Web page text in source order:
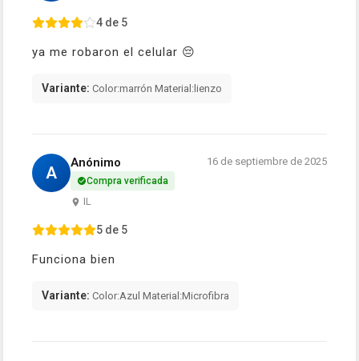
4 de 5
ya me robaron el celular 😔
Variante: Color:marrón Material:lienzo
A
Anónimo
Compra verificada
IL
16 de septiembre de 2025
5 de 5
Funciona bien
Variante: Color:Azul Material:Microfibra